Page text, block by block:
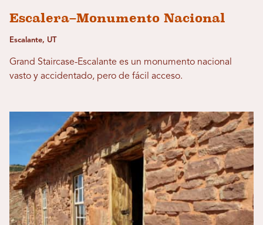
Escalera–Monumento Nacional
Escalante, UT
Grand Staircase-Escalante es un monumento nacional
vasto y accidentado, pero de fácil acceso.